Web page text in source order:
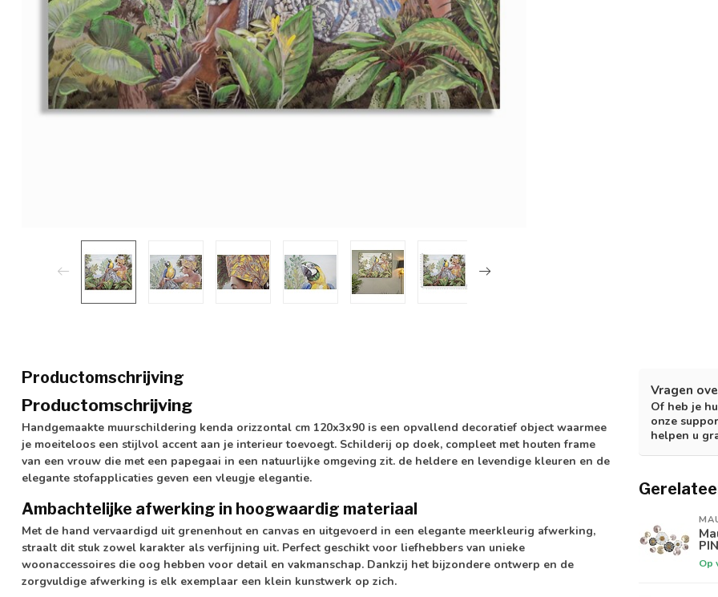
Productomschrijving
Productomschrijving
Handgemaakte muurschildering kenda orizzontal cm 120x3x90 is een opvallend decoratief object waarmee
je moeiteloos een stijlvol accent aan je interieur toevoegt. Schilderij op doek, compleet met houten frame
van een vrouw die met een papegaai in een natuurlijke omgeving zit. de heldere en levendige kleuren en de
elegante stofapplicaties geven een vleugje elegantie.
Ambachtelijke afwerking in hoogwaardig materiaal
Met de hand vervaardigd uit grenenhout en canvas en uitgevoerd in een elegante meerkleurig afwerking,
straalt dit stuk zowel karakter als verfijning uit. Perfect geschikt voor liefhebbers van unieke
woonaccessoires die oog hebben voor detail en vakmanschap. Dankzij het bijzondere ontwerp en de
zorgvuldige afwerking is elk exemplaar een klein kunstwerk op zich.
Vragen
Of heb je
onze
helpen u
Op